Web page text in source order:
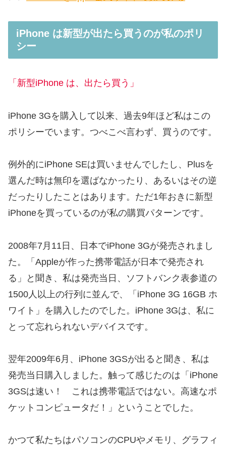
iPhone は新型が出たら買うのが私のポリ
シー
「新型iPhone は、出たら買う」
iPhone 3Gを購入して以来、過去9年ほど私はこの
ポリシーでいます。つべこべ言わず、買うのです。
例外的にiPhone SEは買いませんでしたし、Plusを
選んだ時は無印を選ばなかったり、あるいはその逆
だったりしたことはあります。ただ1年おきに新型
iPhoneを買っているのが私の購買パターンです。
2008年7月11日、日本でiPhone 3Gが発売されまし
た。「Appleが作った携帯電話が日本で発売され
る」と聞き、私は発売当日、ソフトバンク表参道の
1500人以上の行列に並んで、「iPhone 3G 16GB ホ
ワイト」を購入したのでした。iPhone 3Gは、私に
とって忘れられないデバイスです。
翌年2009年6月、iPhone 3GSが出ると聞き、私は
発売当日購入しました。触って感じたのは「iPhone
3GSは速い！ これは携帯電話ではない。高速なポ
ケットコンピュータだ！」ということでした。
かつて私たちはパソコンのCPUやメモリ、グラフィ